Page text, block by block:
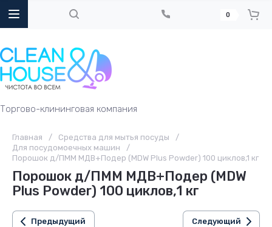
Торгово-клининговая компания
0
Главная / Средства для мытья посуды
/
Для посудомоечных машин
/
Порошок д/ПММ МДВ+Подер (MDW Plus Powder) 100 циклов,1 кг
Порошок д/ПММ МДВ+Подер (MDW
Plus Powder) 100 циклов,1 кг
Предыдущий Следующий